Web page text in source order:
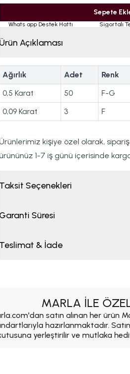
Sepete
Whats app Destek Hattı Sigortalı
Ürün Açıklaması
Ağırlık Adet Renk
0,5 Karat
50 F-G
0,09 Karat
3 F
kişiye özel olarak,
1-7 iş günü içerisinde
Taksit Seçenekleri
Garanti Süresi
Teslimat & İade
MARLA İLE
satın alınan her ürün
hazırlanmaktadır.
yerleştirilir ve mutlaka